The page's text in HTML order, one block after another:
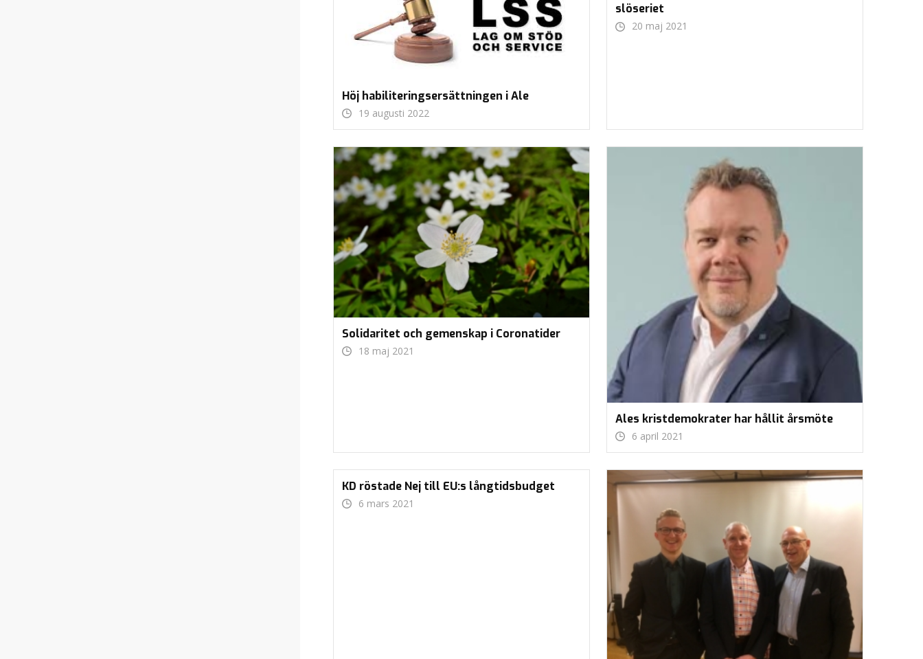
Höj habiliteringsersättningen i Ale
19 augusti 2022
slöseriet
20 maj 2021
Solidaritet och gemenskap i Coronatider
18 maj 2021
Ales kristdemokrater har hållit årsmöte
6 april 2021
KD röstade Nej till EU:s långtidsbudget
6 mars 2021